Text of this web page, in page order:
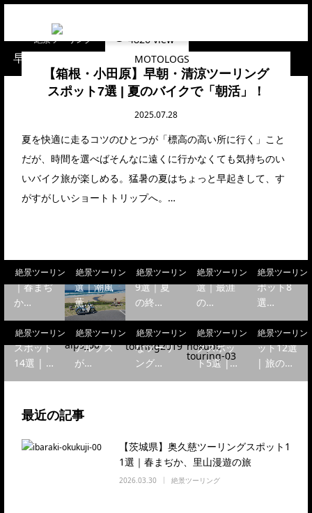
早朝ツーリング
絶景ツーリング 4826 view
【箱根・小田原】早朝・清涼ツーリング
スポット7選 | 夏のバイクで「朝活」！
2025.07.28
夏を快適に走るコツのひとつが「標高の高い所に行く」こと
だが、時間を選べばそんなに遠くに行かなくても気持ちのい
いバイク旅が楽しめる。猛暑の夏はちょっと早起きして、す
がすがしいショートトリップへ。…
絶景ツーリング
ット11選
｜春まぢ
か…
絶景ツーリング
ポット13
選｜潮風
薫…
絶景ツーリング
スポット
9選｜夏
の終…
絶景ツーリング
ポット14
選｜最涯
の…
絶景ツーリン
リングス
ポット8
選…
絶景ツーリング
【静岡
県】大井
ーリング
スポット
14選 | …
絶景ツーリング
【長野
県】信州
ツーリン
グスポッ
ト13選｜
アルプス
が…
絶景ツーリング
【北海
道】ビギ
ナーライ
オススメ
なツーリ
ング…
絶景ツーリング
【和歌山
県北部】
ツーリン
グスポッ
ト5選 |…
絶景ツーリン
【三重
県】伊勢
ングスポ
ット12選
| 旅の…
最近の記事
【茨城県】奥久慈ツーリングスポット1
1選｜春まぢか、里山漫遊の旅
2026.03.30 絶景ツーリング